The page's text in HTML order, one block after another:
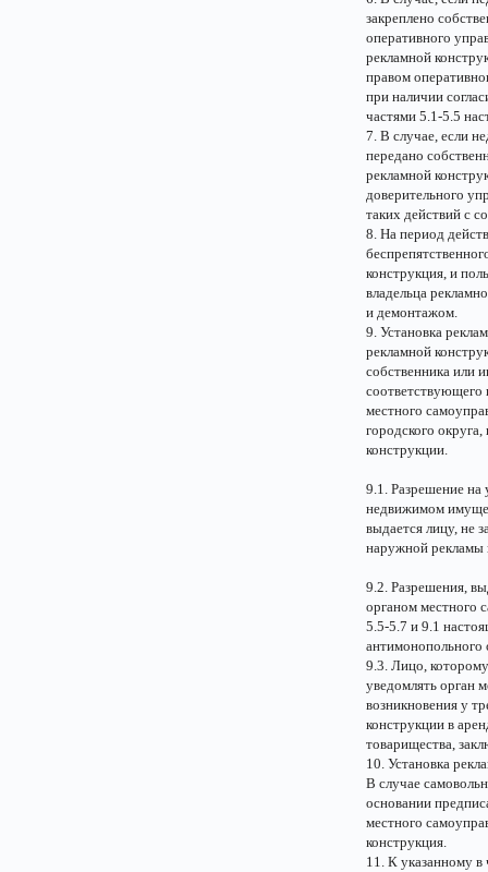
закреплено
оперативного
рекламной
правом
при наличии
частями 5.1-5.5
7. В случае, если
передано
рекламной
доверительного
таких действий с
8. На период
конструкция, и
владельца
и демонтажом.
9. Установка
рекламной
собственника или
соответствующего
местного
городского
конструкции.
9.1. Разрешение на
недвижимом
выдается лицу, не
наружной рекламы
9.2. Разрешения,
органом местного
5.5-5.7 и 9.1
антимонопольного
9.3. Лицо,
уведомлять орган
возникновения у
конструкции в
товарищества,
10. Установка
В случае
основании
местного
конструкция.
11. К указанному в